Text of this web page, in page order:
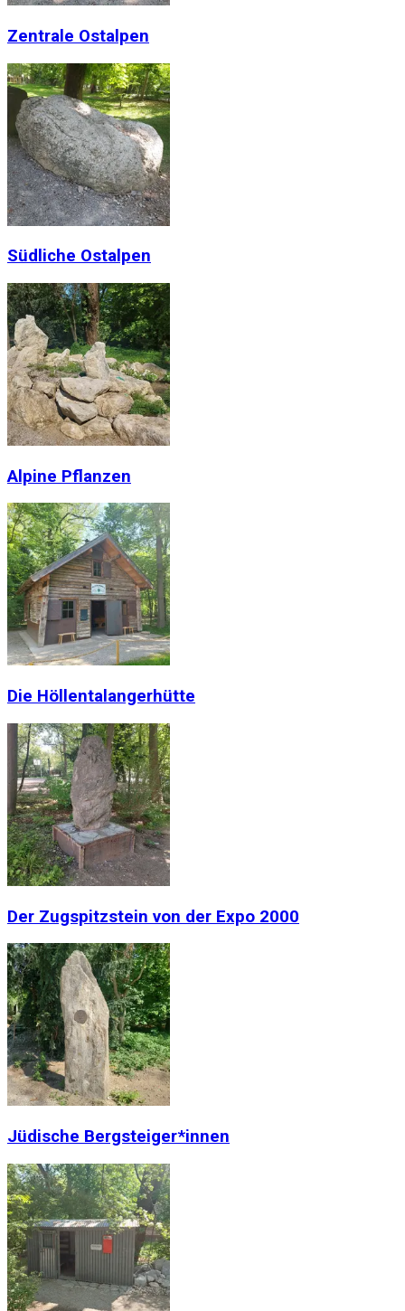
Zentrale Ostalpen
Südliche Ostalpen
Alpine Pflanzen
Die Höllentalangerhütte
Der Zugspitzstein von der Expo 2000
Jüdische Bergsteiger*innen